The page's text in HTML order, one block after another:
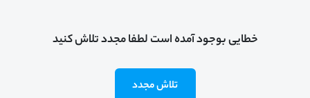
خطایی بوجود آمده است لطفا مجدد تلاش کنید
تلاش مجدد